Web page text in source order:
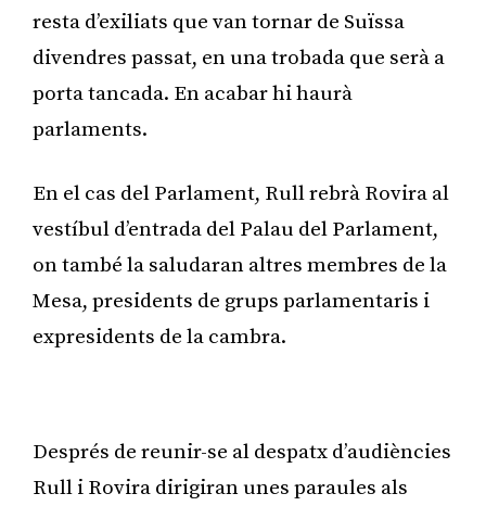
resta d’exiliats que van tornar de Suïssa
divendres passat, en una trobada que serà a
porta tancada. En acabar hi haurà
parlaments.
En el cas del Parlament, Rull rebrà Rovira al
vestíbul d’entrada del Palau del Parlament,
on també la saludaran altres membres de la
Mesa, presidents de grups parlamentaris i
expresidents de la cambra.
Després de reunir-se al despatx d’audiències
Rull i Rovira dirigiran unes paraules als